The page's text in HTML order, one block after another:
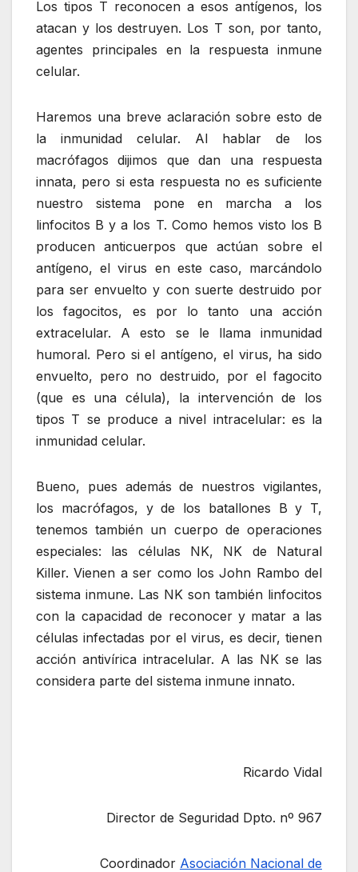
Los tipos T reconocen a esos antígenos, los
atacan y los destruyen. Los T son, por tanto,
agentes principales en la respuesta inmune
celular.
Haremos una breve aclaración sobre esto de
la inmunidad celular. Al hablar de los
macrófagos dijimos que dan una respuesta
innata, pero si esta respuesta no es suficiente
nuestro sistema pone en marcha a los
linfocitos B y a los T. Como hemos visto los B
producen anticuerpos que actúan sobre el
antígeno, el virus en este caso, marcándolo
para ser envuelto y con suerte destruido por
los fagocitos, es por lo tanto una acción
extracelular. A esto se le llama inmunidad
humoral. Pero si el antígeno, el virus, ha sido
envuelto, pero no destruido, por el fagocito
(que es una célula), la intervención de los
tipos T se produce a nivel intracelular: es la
inmunidad celular.
Bueno, pues además de nuestros vigilantes,
los macrófagos, y de los batallones B y T,
tenemos también un cuerpo de operaciones
especiales: las células NK, NK de Natural
Killer. Vienen a ser como los John Rambo del
sistema inmune. Las NK son también linfocitos
con la capacidad de reconocer y matar a las
células infectadas por el virus, es decir, tienen
acción antivírica intracelular. A las NK se las
considera parte del sistema inmune innato.
Ricardo Vidal
Director de Seguridad Dpto. nº 967
Coordinador Asociación Nacional de